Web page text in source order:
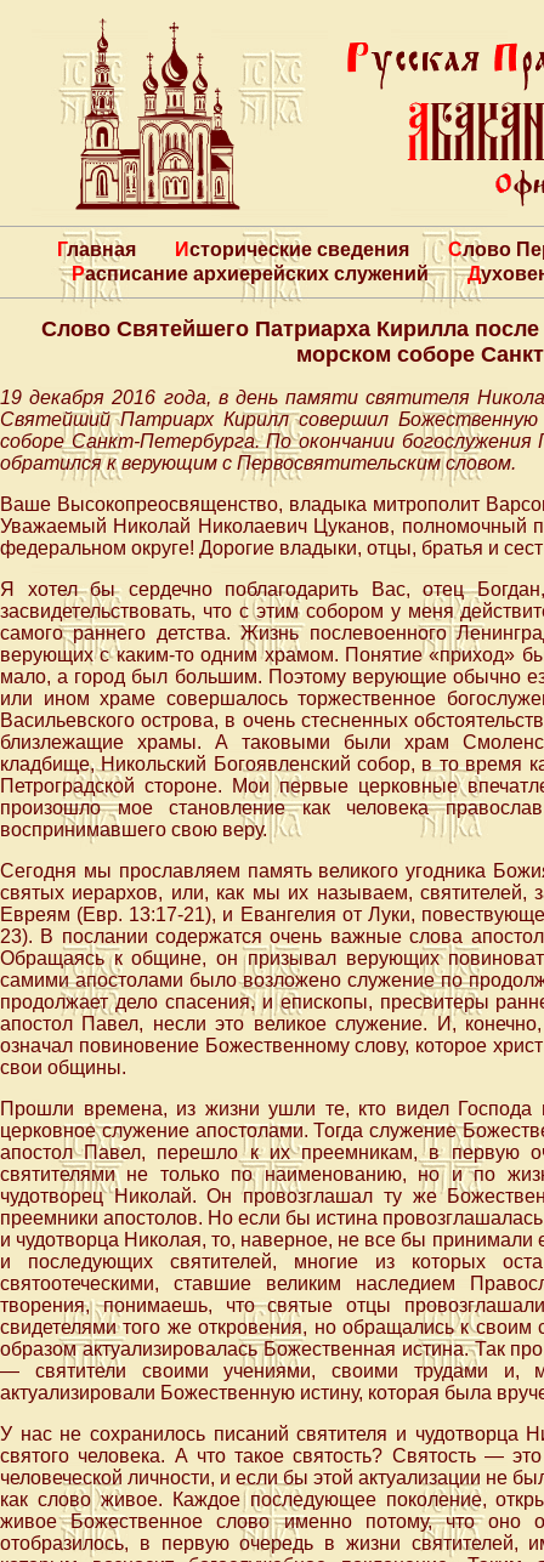
Главная Исторические сведения
Слово
Расписание архиерейских служений
Слово Святейшего Патриарха Кирилла
морском соборе
19 декабря 2016 года, в день памяти святителя
Святейший Патриарх Кирилл совершил Божественную
соборе Санкт-Петербурга. По окончании
обратился к верующим с Первосвятительским словом.
Ваше Высокопреосвященство, владыка митрополит
Уважаемый Николай Николаевич Цуканов, полномочный
федеральном округе! Дорогие владыки, отцы, братья и
Я хотел бы сердечно поблагодарить Вас, отец
засвидетельствовать, что с этим собором у меня
самого раннего детства. Жизнь послевоенного
верующих с каким-то одним храмом. Понятие «приход»
мало, а город был большим. Поэтому верующие обычно
или ином храме совершалось торжественное
Васильевского острова, в очень стесненных
близлежащие храмы. А таковыми были храм
кладбище, Никольский Богоявленский собор, в то время
Петроградской стороне. Мои первые церковные
произошло мое становление как человека
воспринимавшего свою веру.
Сегодня мы прославляем память великого угодника
святых иерархов, или, как мы их называем, святителей,
Евреям (Евр. 13:17-21), и Евангелия от Луки,
23). В послании содержатся очень важные слова
Обращаясь к общине, он призывал верующих
самими апостолами было возложено служение по
продолжает дело спасения, и епископы, пресвитеры
апостол Павел, несли это великое служение. И,
означал повиновение Божественному слову, которое
свои общины.
Прошли времена, из жизни ушли те, кто видел Господа
церковное служение апостолами. Тогда служение
апостол Павел, перешло к их преемникам, в первую
святителями не только по наименованию, но и по
чудотворец Николай. Он провозглашал ту же
преемники апостолов. Но если бы истина
и чудотворца Николая, то, наверное, не все бы принимали
и последующих святителей, многие из которых
святоотеческими, ставшие великим наследием
творения, понимаешь, что святые отцы
свидетелями того же откровения, но обращались к
образом актуализировалась Божественная истина. Так
— святители своими учениями, своими трудами и,
актуализировали Божественную истину, которая была
У нас не сохранилось писаний святителя и чудотворца
святого человека. А что такое святость? Святость —
человеческой личности, и если бы этой актуализации не
как слово живое. Каждое последующее поколение,
живое Божественное слово именно потому, что оно
отобразилось, в первую очередь в жизни святителей,